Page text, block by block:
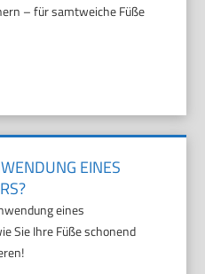
– für samtweiche Füße
EINES
eines
Sie Ihre Füße schonend